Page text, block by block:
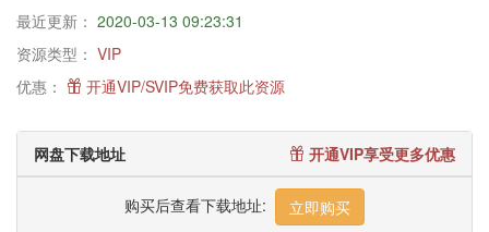
最近更新： 2020-03-13 09:23:31
资源类型： VIP
优惠：
开通VIP/SVIP免费获取此资源
开通VIP享受更多优惠
网盘下载地址
购买后查看下载地址: 立即购买